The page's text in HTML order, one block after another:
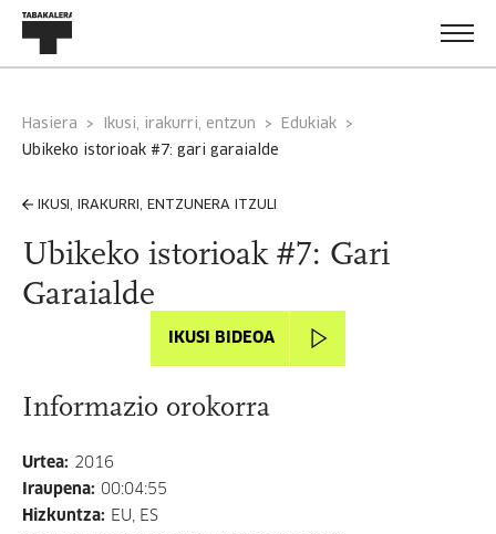
Hasiera Ikusi, irakurri, entzun
Edukiak
ubikeko istorioak #7: gari garaialde
IKUSI, IRAKURRI, ENTZUNERA ITZULI
Ubikeko istorioak #7: Gari
Garaialde
IKUSI BIDEOA
Informazio orokorra
Urtea: 2016
Iraupena: 00:04:55
Hizkuntza: EU, ES